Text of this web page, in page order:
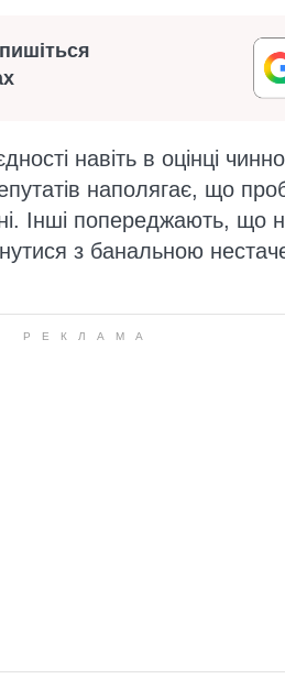
навіть в оцінці
наполягає, що
Інші попереджають, що
з банальною